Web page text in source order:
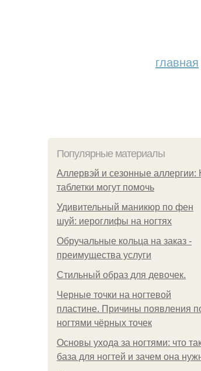
главная
Популярные материалы
Аллервэй и сезонные аллергии:
таблетки могут помочь
Удивительный маникюр по фен
шуй: иероглифы на ногтях
Обручальные кольца на заказ -
преимущества услуги
Стильный образ для девочек.
Черные точки на ногтевой
пластине. Причины появления
ногтями чёрных точек
Основы ухода за ногтями: что
база для ногтей и зачем она